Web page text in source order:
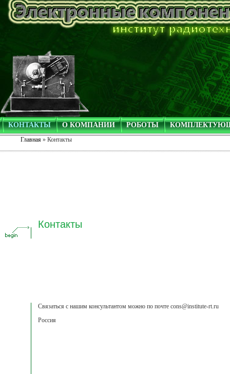
КОНТАКТЫ О КОМПАНИИ РОБОТЫ
Главная » Контакты
Контакты
Связаться с нашим консультантом можно по почте cons@institute-rt.ru
Россия